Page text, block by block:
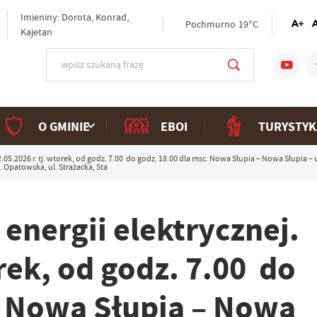
Imieniny: Dorota, Konrad,
Kajetan
Pochmurno 19°C
O GMINIE EBOI
r. tj. wtorek, od godz. 7.00 do godz. 18.00 dla msc. Nowa Słupia – Nowa Słupia
ul. Strażacka, Sta
elektrycznej.
od godz. 7.00 do
Słupia – Nowa